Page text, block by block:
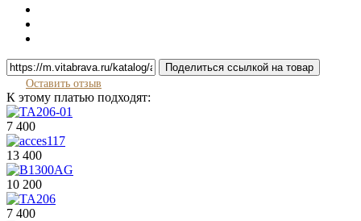
Поделиться ссылкой на товар
Оставить отзыв
К этому платью подходят:
7 400
13 400
10 200
7 400